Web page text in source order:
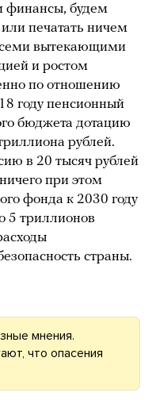
финансы, будем
печатать ничем
вытекающими
и ростом
по отношению
году пенсионный
бюджета дотацию
рублей.
в 20 тысяч рублей
при этом
фонда к 2030 году
5 триллионов
страны.
мнения.
что опасения